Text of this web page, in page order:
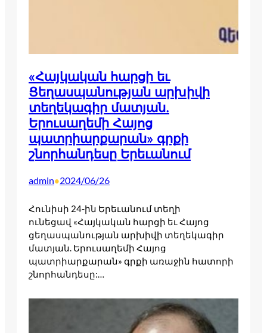
«Հայկական հարցի եւ
Ցեղասպանության արխիվի
տեղեկագիր մատյան.
Երուսաղեմի Հայոց
պատրիարքարան» գրքի
շնորհանդեսը Երեւանում
admin•2024/06/26
Հունիսի 24-ին Երեւանում տեղի
ունեցավ «Հայկական հարցի եւ Հայոց
ցեղասպանության արխիվի տեղեկագիր
մատյան. Երուսաղեմի Հայոց
պատրիարքարան» գրքի առաջին հատորի
շնորհանդեսը:…